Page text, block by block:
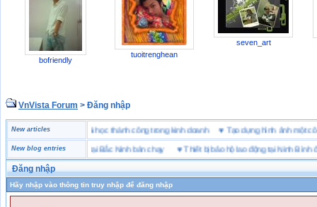
bofriendly
tuoitrenghean
seven_art
VnVista Forum > Đăng nhập
New articles
biệt” của Microsoft ♥4 bài học thành công trong kinh doanh♥Tạo dựng hình ảnh
New blog entries
hiệu giày bảo hộ tại Bắc Ninh bán chạy♥ Thiết bị bảo hộ lao động tại Ninh Bình ở đâu
Đăng nhập
Hãy nhập vào thông tin truy nhập để đăng nhập